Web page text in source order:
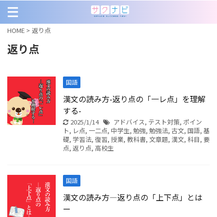
HOME > 返り点
返り点
国語
漢文の読み方-返り点の「一レ点」を理解
する-
2025/1/14 アドバイス, テスト対策, ポイン
ト, レ点, 一二点, 中学生, 勉強, 勉強法, 古文, 国語, 基
礎, 学習法, 復習, 授業, 教科書, 文章題, 漢文, 科目, 要
点, 返り点, 高校生
国語
漢文の読み方―返り点の「上下点」とは
ー